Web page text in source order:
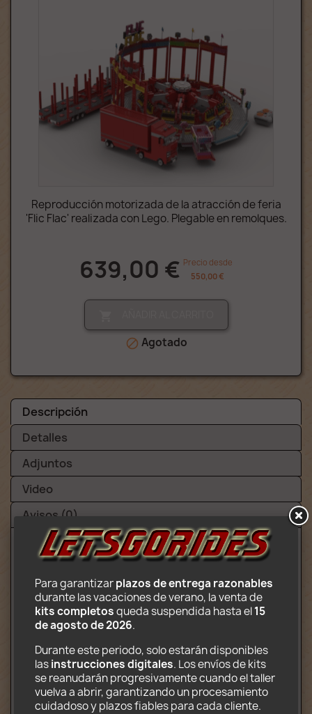
Reproducción motorizada de la atracción de feria
'Flic Flac' realizada con Lego. Plegable en remolques.
639,00 € Precio desde
550,00 €
 Agotado
Descripción
Detalles
Adjuntos
Video
Avisos (0)
Atracción completa (12 góndolas de giro
libre fijadas al extremo de 6 brazos
rotativos y oscilantes)
Taquilla / cabina de control
Camiones de transporte
Decoraciones impresas en papel
fotográfico
CD‑Rom con instrucciones de montaje y
transporte (.pdf) y decoraciones (.jpg)
Para garantizar plazos de entrega razonables
kits completos queda suspendida hasta el 15
de agosto de 2026.
Durante este periodo, solo estarán disponibles
las instrucciones digitales. Los envíos de kits
se reanudarán progresivamente cuando el taller
vuelva a abrir, garantizando un procesamiento
cuidadoso y plazos fiables para cada cliente.